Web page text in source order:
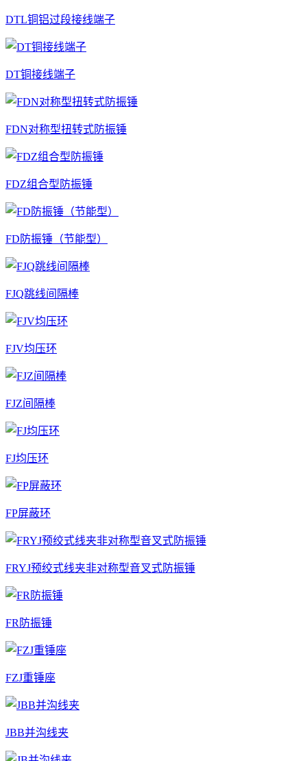
DTL铜铝过段接线端子
DT铜接线端子
FDN对称型扭转式防振锤
FDZ组合型防振锤
FD防振锤（节能型）
FJQ跳线间隔棒
FJV均压环
FJZ间隔棒
FJ均压环
FP屏蔽环
FRYJ预绞式线夹非对称型音叉式防振锤
FR防振锤
FZJ重锤座
JBB并沟线夹